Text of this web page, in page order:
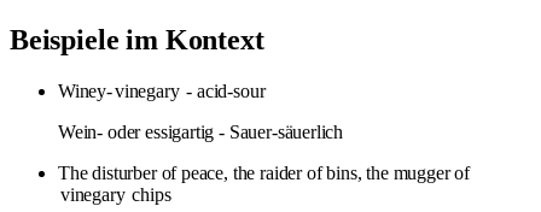
Beispiele im Kontext
Winey-vinegary - acid-sour
Wein- oder essigartig - Sauer-säuerlich
The disturber of peace, the raider of bins, the mugger of
vinegary chips